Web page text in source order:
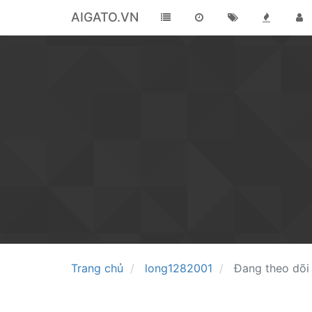
AIGATO.VN
Trang chủ long1282001 Đang theo dõi